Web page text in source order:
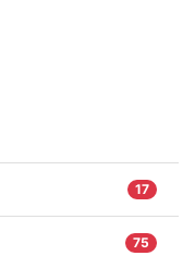
17
75